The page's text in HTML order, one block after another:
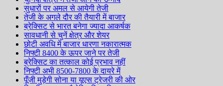
सुधारों पर अमल से आयेगी तेजी
तेजी के अगले दौर की तैयारी में बाजार
ब्रेक्सिट से भारत बनेगा ज्यादा आकर्षक
सावधानी से चुनें क्षेत्र और शेयर
छोटी अवधि में बाजार धारणा नकारात्मक
निफ्टी 8400 के ऊपर जाने पर तेजी
ब्रेक्सिट का तत्काल कोई प्रभाव नहीं
निफ्टी अभी 8500-7800 के दायरे में
पूँजी मुड़ेगी सोना या यूएस ट्रेजरी की ओर